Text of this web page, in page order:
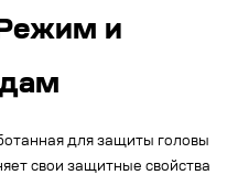
и
для защиты головы
свои защитные свойства